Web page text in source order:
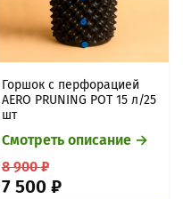
Горшок с перфорацией
AERO PRUNING POT 15 л/25
шт
Смотреть описание →
8 900 ₽
7 500 ₽